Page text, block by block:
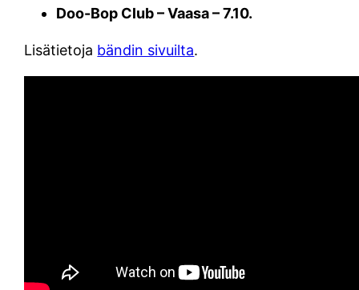
Doo-Bop Club – Vaasa – 7.10.
Lisätietoja bändin sivuilta.